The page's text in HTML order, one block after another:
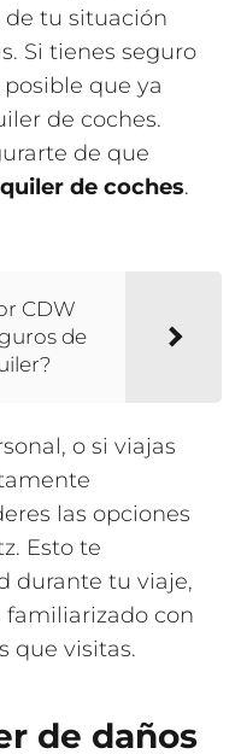
de tu situación
Si tienes seguro
que ya
de coches.
de que
de coches.
CDW
de
o si viajas
las opciones
Esto te
durante tu viaje,
familiarizado con
que visitas.
de daños